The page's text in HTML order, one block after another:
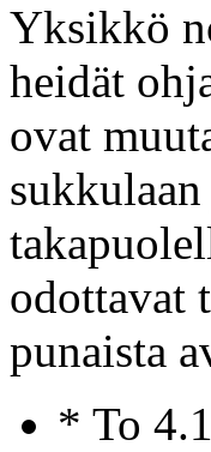
Yksikkö
heidät
ovat
odottavat
punaista
* To